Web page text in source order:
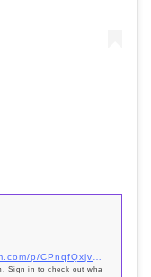
Sign in to check out wha